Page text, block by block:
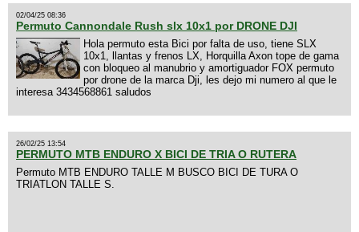
02/04/25 08:36
Permuto Cannondale Rush slx 10x1 por DRONE DJI
Hola permuto esta Bici por falta de uso, tiene SLX
10x1, llantas y frenos LX, Horquilla Axon tope de gama
con bloqueo al manubrio y amortiguador FOX permuto
por drone de la marca Dji, les dejo mi numero al que le
interesa 3434568861 saludos
26/02/25 13:54
PERMUTO MTB ENDURO X BICI DE TRIA O RUTERA
Permuto MTB ENDURO TALLE M BUSCO BICI DE TURA O
TRIATLON TALLE S.